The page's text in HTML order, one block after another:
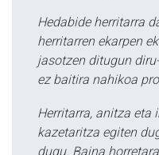
Hedabide herritarra
herritarren ekarpen
jasotzen ditugun
ez baitira nahikoa
Herritarra, anitza eta
kazetaritza egiten
dugu. Baina